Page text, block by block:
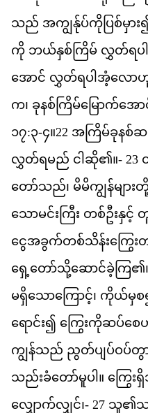
သည အကနပက ပစမာ
က ဘယနစ ကမ လတရပ
အင လတရပ အလ
က၊ ခနစ ကမမကအ
၁၇:၃-၄။22 အ ကမခနစ
လတရမည င ဆို၏။- 23
တသည်၊ မမကနမ
သမင က တစဦနင
ငအခကတစသနက
ရ တသဆငခ ကြ၏
မရသကင့်၊ ကယမစ
ရင်း၍ ကကဆပစ
ကနသည ညတပပဝပ
သညခတမပ ါ။ ကရ
လကလင်၊- 27 သူ၏​